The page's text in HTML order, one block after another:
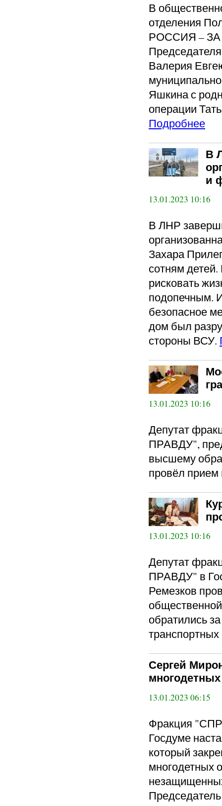
В
отделения
РОССИЯ – ЗА
Валерия
Яшкина с
операции
Подробнее
В
и
13.01.2023 10:16
В ЛНР
Захара
сотням
рисковать
подопечным.
безопасное
дом был
стороны ВСУ.
13.01.2023 10:16
Депутат
ПРАВДУ",
высшему
провёл прием
13.01.2023 10:16
Депутат
ПРАВДУ" в
Ремезков
обратились
Сергей
многодетных
13.01.2023 06:15
Фракция
Госдуме
который
многодетных